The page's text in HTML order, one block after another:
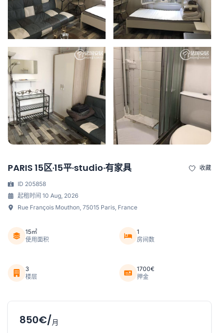
PARIS 15区·15平·studio·有家具 收藏
ID 205858
起租时间 10 Aug, 2026
Rue François Mouthon, 75015 Paris, France
15㎡
使用面积
1
房间数
3
楼层
1700€
押金
850€/月